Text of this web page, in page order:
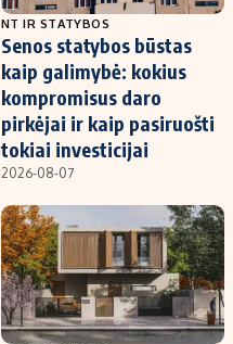
NT IR STATYBOS
Senos statybos būstas
kaip galimybė: kokius
kompromisus daro
pirkėjai ir kaip pasiruošti
tokiai investicijai
2026-08-07